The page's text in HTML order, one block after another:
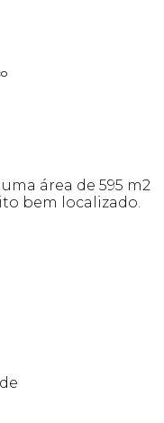
área de 595 m2
bem localizado.